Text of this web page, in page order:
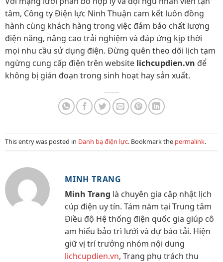
tâm, Công ty Điện lực Ninh Thuận cam kết luôn đồng
hành cùng khách hàng trong việc đảm bảo chất lượng
điện năng, nâng cao trải nghiệm và đáp ứng kịp thời
mọi nhu cầu sử dụng điện. Đừng quên theo dõi lịch tạm
ngừng cung cấp điện trên website lichcupdien.vn để
không bị gián đoạn trong sinh hoạt hay sản xuất.
This entry was posted in Danh bạ điện lực. Bookmark the permalink.
MINH TRANG
Minh Trang là chuyên gia cập nhật lịch
cúp điện uy tín. Tám năm tại Trung tâm
Điều độ Hệ thống điện quốc gia giúp cô
am hiểu bảo trì lưới và dự báo tải. Hiện
giữ vị trí trưởng nhóm nội dung
lichcupdien.vn, Trang phụ trách thu